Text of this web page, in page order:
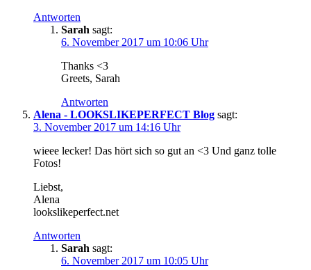
Antworten
Sarah sagt:
6. November 2017 um 10:06 Uhr
Thanks <3
Greets, Sarah
Antworten
Alena - LOOKSLIKEPERFECT Blog sagt:
3. November 2017 um 14:16 Uhr
wieee lecker! Das hört sich so gut an <3 Und ganz tolle
Fotos!
Liebst,
Alena
lookslikeperfect.net
Antworten
Sarah sagt:
6. November 2017 um 10:05 Uhr